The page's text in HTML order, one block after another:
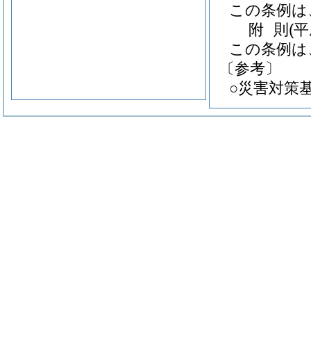
この条例
附 則 (
この条例
〔参考〕
○災害対策